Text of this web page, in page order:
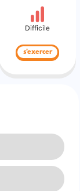
Difficile
s'exercer